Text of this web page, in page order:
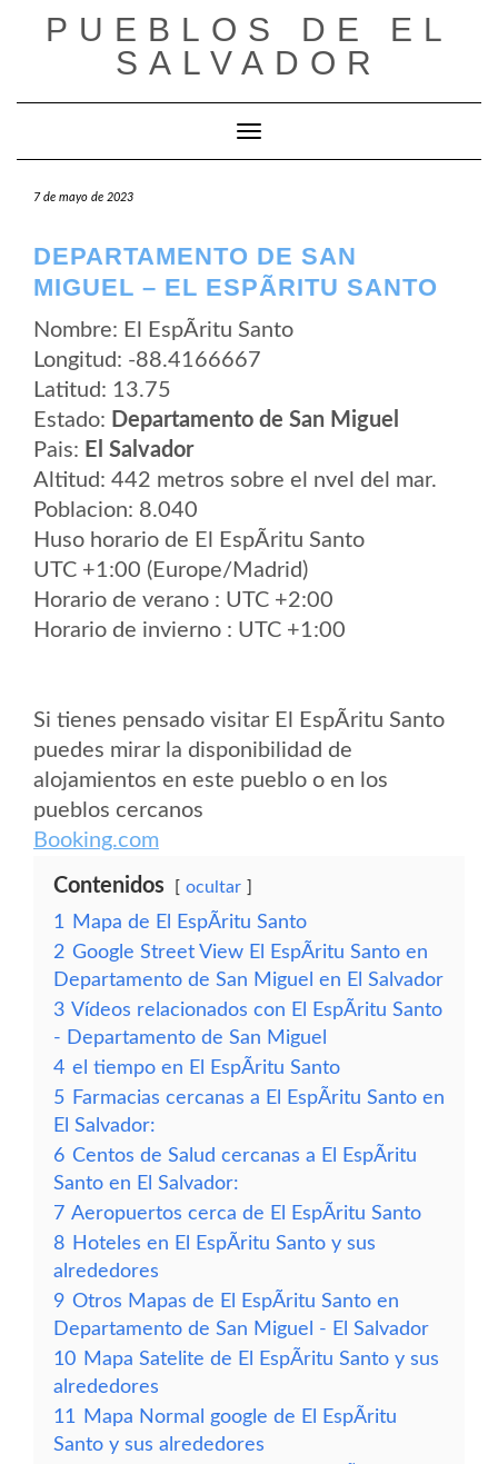
PUEBLOS DE EL
SALVADOR
Cambiar modo de navegación
7 de mayo de 2023
DEPARTAMENTO DE SAN
MIGUEL – EL ESPÃ­RITU SANTO
Nombre: El EspÃ­ritu Santo
Longitud: -88.4166667
Latitud: 13.75
Estado: Departamento de San Miguel
Pais: El Salvador
Altitud: 442 metros sobre el nvel del mar.
Poblacion: 8.040
Huso horario de El EspÃ­ritu Santo
UTC +1:00 (Europe/Madrid)
Horario de verano : UTC +2:00
Horario de invierno : UTC +1:00
Si tienes pensado visitar El EspÃ­ritu Santo
puedes mirar la disponibilidad de
alojamientos en este pueblo o en los
pueblos cercanos
Booking.com
Contenidos ocultar
1
Mapa de El EspÃ­ritu Santo
2 Google Street View El EspÃ­ritu Santo en
Departamento de San Miguel en El Salvador
3 Vídeos relacionados con El EspÃ­ritu Santo
- Departamento de San Miguel
4 el tiempo en El EspÃ­ritu Santo
5 Farmacias cercanas a El EspÃ­ritu Santo en
El Salvador:
6 Centos de Salud cercanas a El EspÃ­ritu
Santo en El Salvador:
7 Aeropuertos cerca de El EspÃ­ritu Santo
8 Hoteles en El EspÃ­ritu Santo y sus
alrededores
9 Otros Mapas de El EspÃ­ritu Santo en
Departamento de San Miguel - El Salvador
10 Mapa Satelite de El EspÃ­ritu Santo y sus
alrededores
11
Mapa Normal google de El EspÃ­ritu
Santo y sus alrededores